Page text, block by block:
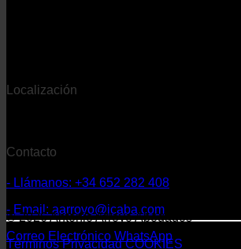
Localización
Contacto
- Llámanos: +34 652 282 408
- Email: aarroyo@icaba.com
Correo Electrónico WhatsApp
© 2026 Antonio Arroyo Abogados
Términos Privacidad COOKIES